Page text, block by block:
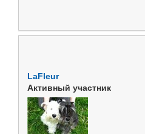
LaFleur
Активный участник